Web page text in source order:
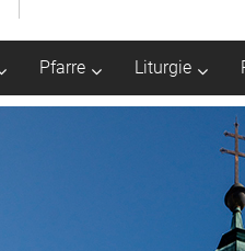
Pfarre Liturgie